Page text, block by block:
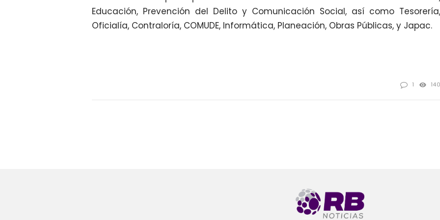
Educación, Prevención del Delito y Comunicación Social, así como Tesorería,
Oficialía, Contraloría, COMUDE, Informática, Planeación, Obras Públicas, y Japac.
1 140